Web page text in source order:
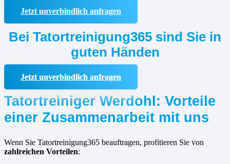
Jetzt unverbindlich anfragen
Bei Tatortreinigung365 sind Sie in
guten Händen
Jetzt unverbindlich anfragen
Tatortreiniger Werdohl: Vorteile
einer Zusammenarbeit mit uns
Wenn Sie Tatortreinigung365 beauftragen, profitieren Sie von
zahlreichen Vorteilen: